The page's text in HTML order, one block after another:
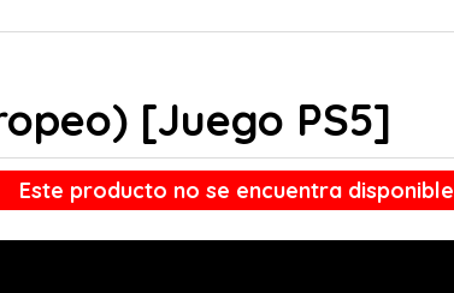
[Juego PS5]
Este producto no se encuentra disponible